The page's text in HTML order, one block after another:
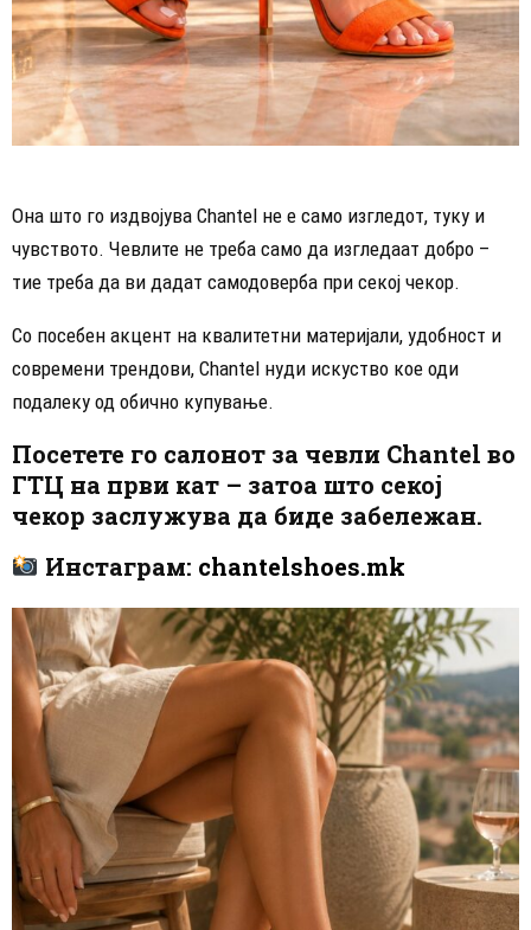
Она што го издвојува Chantel не е само изгледот, туку и
чувството. Чевлите не треба само да изгледаат добро –
тие треба да ви дадат самодоверба при секој чекор.
Со посебен акцент на квалитетни материјали, удобност и
современи трендови, Chantel нуди искуство кое оди
подалеку од обично купување.
Посетете го салонот за чевли Chantel во
ГТЦ на први кат – затоа што секој
чекор заслужува да биде забележан.
Инстаграм: chantelshoes.mk